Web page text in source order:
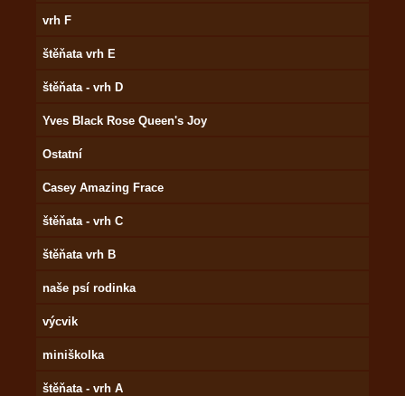
vrh F
štěňata vrh E
štěňata - vrh D
Yves Black Rose Queen's Joy
Ostatní
Casey Amazing Frace
štěňata - vrh C
štěňata vrh B
naše psí rodinka
výcvik
miniškolka
štěňata - vrh A